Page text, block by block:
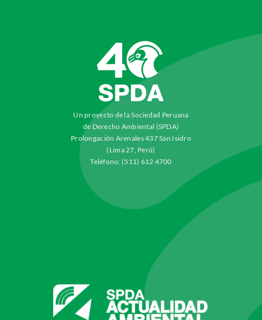
Un proyecto de la Sociedad Peruana
de Derecho Ambiental (SPDA)
Prolongación Arenales 437 San Isidro
(Lima 27, Perú)
Teléfono: (511) 612 4700